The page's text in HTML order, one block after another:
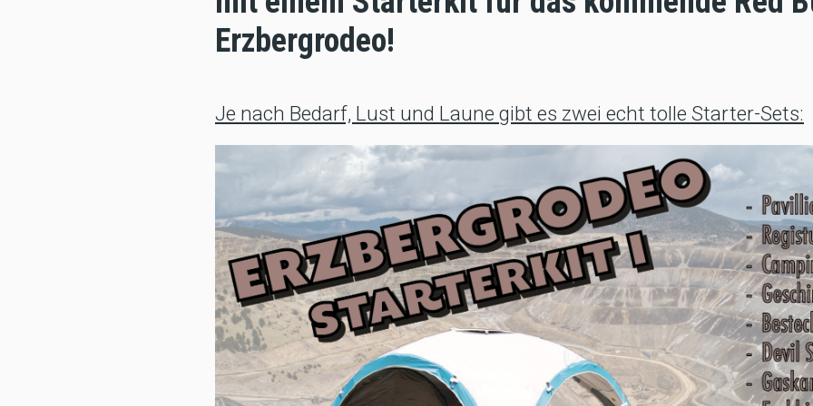
Erzbergrodeo!
Je nach Bedarf, Lust und Laune gibt es zwei echt tolle Starter-Sets: